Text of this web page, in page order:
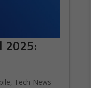
2025:
, Tech-News